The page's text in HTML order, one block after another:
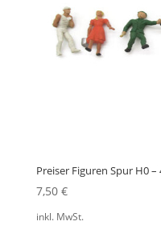
Preiser Figuren Spur H0
7,50 €
inkl. MwSt.